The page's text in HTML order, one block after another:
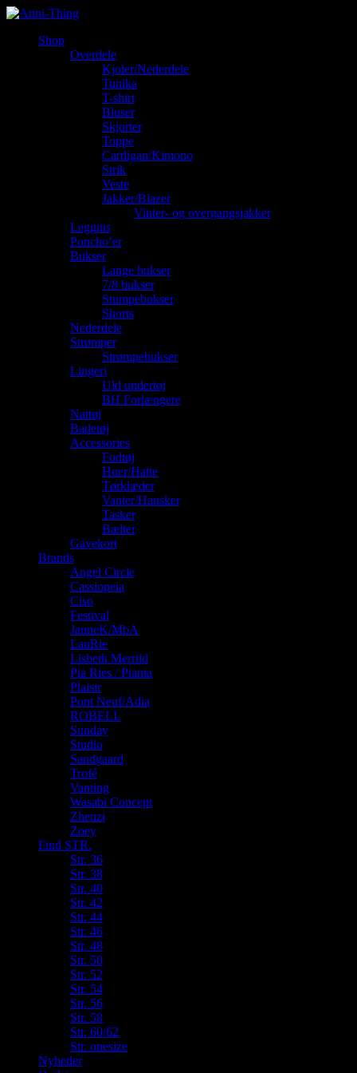
Shop
Overdele
Kjoler/Nederdele
Tunika
T-shirt
Bluser
Skjorter
Toppe
Cardigan/Kimono
Strik
Veste
Jakker/Blazer
Vinter- og overgangsjakker
Leggins
Poncho’er
Bukser
Lange bukser
7/8 bukser
Stumpebukser
Shorts
Nederdele
Strømper
Strømpebukser
Lingeri
Uld undertøj
BH Forlængere
Nattøj
Badetøj
Accessories
Fodtøj
Huer/Hatte
Tørklæder
Vanter/Hansker
Tasker
Bælter
Gavekort
Brands
Angel Circle
Cassiopeia
Ciso
Festival
JanneK/MbA
LauRie
Lisbeth Merrild
Pia Ries / Pianta
Plaisir
Pont Neuf/Adia
ROBELL
Sunday
Studio
Sandgaard
Trofé
Vanting
Wasabi Concept
Zhenzi
Zoey
Find STR.
Str. 36
Str. 38
Str. 40
Str. 42
Str. 44
Str. 46
Str. 48
Str. 50
Str. 52
Str. 54
Str. 56
Str. 58
Str. 60/62
Str. onesize
Nyheder